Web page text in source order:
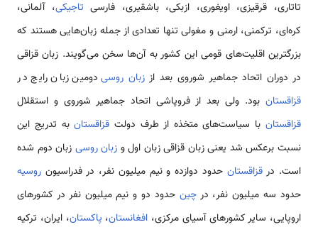
تاتاری، قرقیزی، اویغوری، ازبکی، باشقیری، فارسی تاجیکی، آلمانی،
کره‌ای، ترکمنی، ارمنی و مغولی تنها تعدادی از جمله زبان‌هایی هستند که
بزرگترین اقلیت‌های قومی این کشور به آن‌ها سخن می‌گویند. زبان قزاقی
در دوران اتحاد جماهیر شوروی بعد از زبان روسیدومین زبان رایج در
قزاقستان بود. ولی بعد از فروپاشی اتحاد جماهیر شوروی و استقلال
قزاقستانبا سیاست‌های متخذه از طرف دولت قزاقستانبه تدریج این
نسبت برعکس شد یعنی زبان قزاقی زبان اول و زبان روسی زبان دوم شده
است. در قزاقستانحدود دوازده و نیم میلیون نفر، در فدراسیون روسیه
حدود سه میلیون نفر، درچین حدود دو و نیم میلیون نفر در کشورهای
اروپایی، سایر کشورهای آسیای مرکزی، افغانستان، پاکستان، ایران، ترکیه